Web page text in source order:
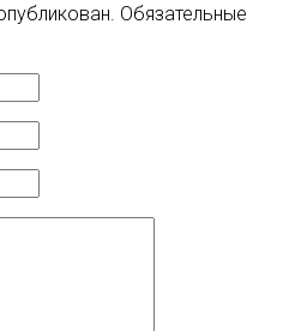
Обязательные